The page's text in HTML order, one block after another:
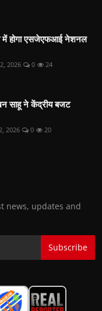
में होगा एसजेएफआई नेशनल
2026 0 24
साहू ने केंद्रीय बजट
2026 0 20
news, updates and
Subscribe